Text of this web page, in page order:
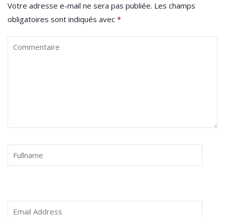
Votre adresse e-mail ne sera pas publiée. Les champs
obligatoires sont indiqués avec *